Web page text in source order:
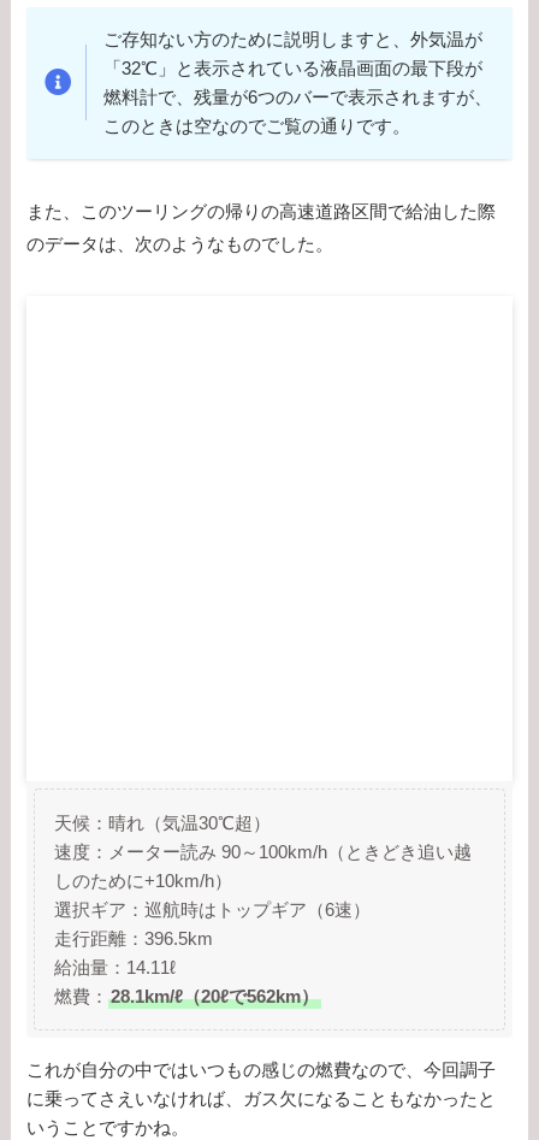
ご存知ない方のために説明しますと、外気温が
「32℃」と表示されている液晶画面の最下段が
燃料計で、残量が6つのバーで表示されますが、
このときは空なのでご覧の通りです。
また、このツーリングの帰りの高速道路区間で給油した際
のデータは、次のようなものでした。
天候：晴れ（気温30℃超）
速度：メーター読み 90～100km/h（ときどき追い越
しのために+10km/h）
選択ギア：巡航時はトップギア（6速）
走行距離：396.5km
給油量：14.11ℓ
燃費： 28.1km/ℓ（20ℓで562km）
これが自分の中ではいつもの感じの燃費なので、今回調子
に乗ってさえいなければ、ガス欠になることもなかったと
いうことですかね。